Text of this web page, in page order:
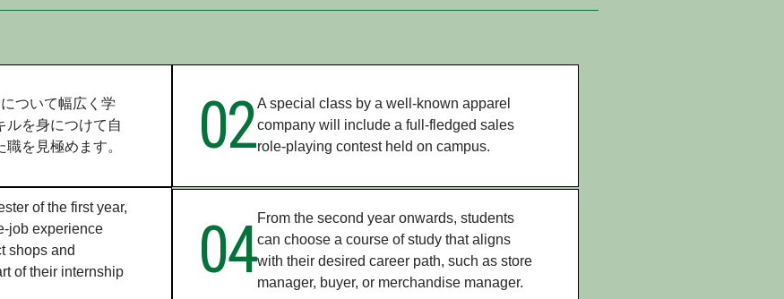
ついて幅広く学
ルを身につけて自
を見極めます。
02A special class by a well-known apparel
company will include a full-fledged sales
role-playing contest held on campus.
of the first year,
job experience
shops and
of their internship
04​
From the second year onwards, students
can choose a course of study that aligns
with their desired career path, such as store
manager, buyer, or merchandise manager.